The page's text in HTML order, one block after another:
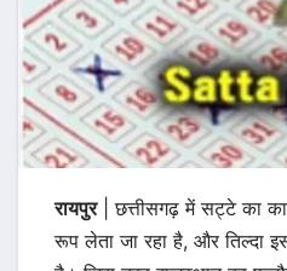
रायपुर| छत्तीसगढ़ में सट्टे का
रूप लेता जा रहा है, और तिल्दा